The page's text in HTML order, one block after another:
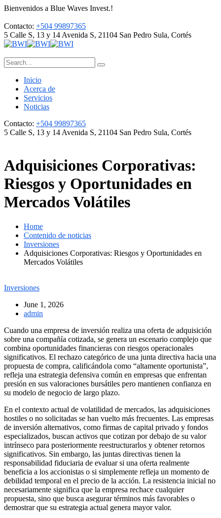
Bienvenidos a Blue Waves Invest.!
Contacto: +504 99897365
5 Calle S, 13 y 14 Avenida S, 21104 San Pedro Sula, Cortés
Inicio
Acerca de
Servicios
Noticias
Contacto: +504 99897365
5 Calle S, 13 y 14 Avenida S, 21104 San Pedro Sula, Cortés
Adquisiciones Corporativas:
Riesgos y Oportunidades en
Mercados Volátiles
Home
Contenido de noticias
Inversiones
Adquisiciones Corporativas: Riesgos y Oportunidades en
Mercados Volátiles
Inversiones
June 1, 2026
admin
Cuando una empresa de inversión realiza una oferta de adquisición
sobre una compañía cotizada, se genera un escenario complejo que
combina oportunidades financieras con riesgos operacionales
significativos. El rechazo categórico de una junta directiva hacia una
propuesta de compra, calificándola como “altamente oportunista”,
refleja una estrategia defensiva común en empresas que enfrentan
presión en sus valoraciones bursátiles pero mantienen confianza en
su modelo de negocio de largo plazo.
En el contexto actual de volatilidad de mercados, las adquisiciones
hostiles o no solicitadas se han vuelto más frecuentes. Las empresas
de inversión alternativos, como firmas de capital privado y fondos
especializados, buscan activos que cotizan por debajo de su valor
intrínseco para posteriormente reestructurarlos y obtener retornos
significativos. Sin embargo, las juntas directivas tienen la
responsabilidad fiduciaria de evaluar si una oferta realmente
beneficia a los accionistas o si simplemente refleja un momento de
debilidad temporal en el precio de la acción. La resistencia inicial no
necesariamente significa que la empresa rechace cualquier
propuesta, sino que busca asegurar términos más favorables o
demostrar que su estrategia actual genera mayor valor.